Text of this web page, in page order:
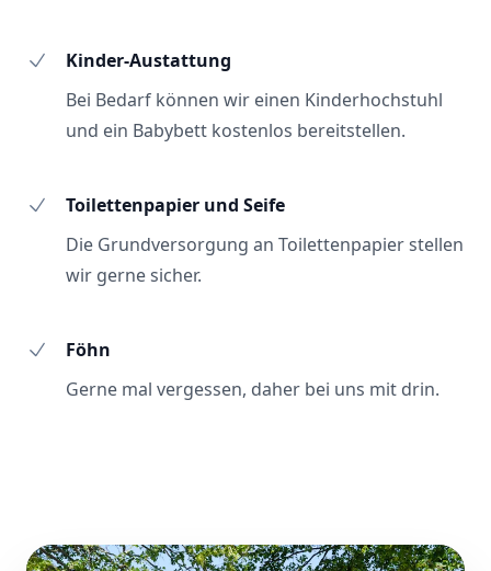
Kinder-Austattung
Bei Bedarf können wir einen Kinderhochstuhl
und ein Babybett kostenlos bereitstellen.
Toilettenpapier und Seife
Die Grundversorgung an Toilettenpapier stellen
wir gerne sicher.
Föhn
Gerne mal vergessen, daher bei uns mit drin.